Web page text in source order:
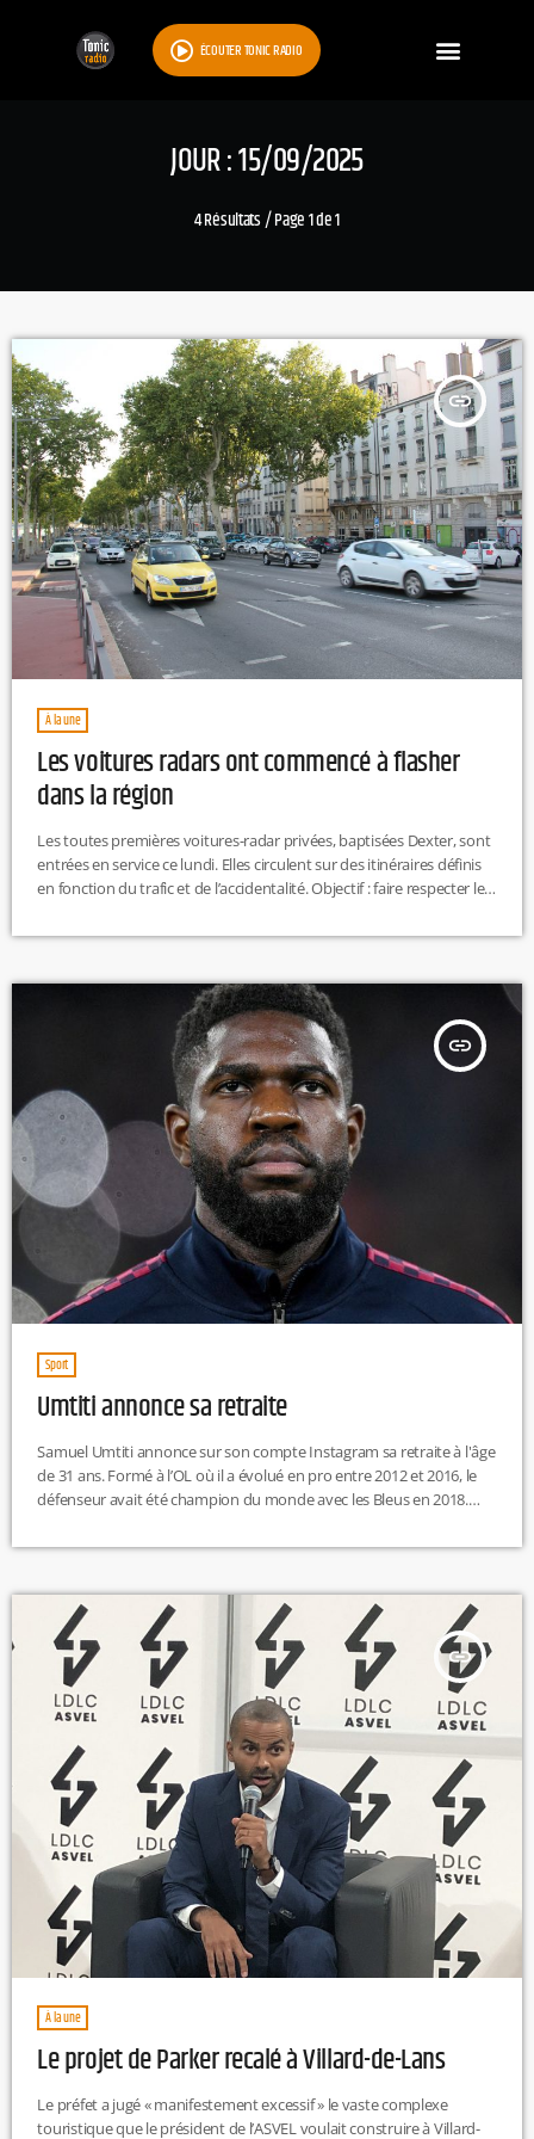
ÉCOUTER TONIC RADIO
JOUR : 15/09/2025
4 Résultats / Page 1 de 1
insert_link
À la une
Les voitures radars ont commencé à flasher
dans la région
Les toutes premières voitures-radar privées, baptisées Dexter, sont
entrées en service ce lundi. Elles circulent sur des itinéraires définis
en fonction du trafic et de l’accidentalité. Objectif : faire respecter les
insert_link
Sport
Umtiti annonce sa retraite
Samuel Umtiti annonce sur son compte Instagram sa retraite à l'âge
de 31 ans. Formé à l’OL où il a évolué en pro entre 2012 et 2016, le
défenseur avait été champion du monde avec les Bleus en 2018.
ces deux dernières saisons avec Lille.
insert_link
À la une
Le projet de Parker recalé à Villard-de-Lans
Le préfet a jugé « manifestement excessif » le vaste complexe
touristique que le président de l’ASVEL voulait construire à Villard-